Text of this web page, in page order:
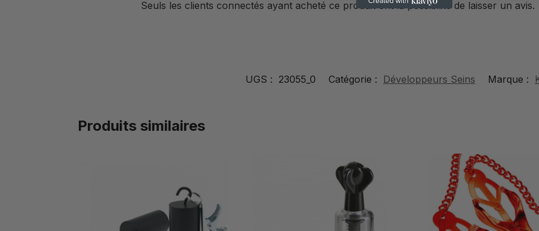
Seuls les clients connectés ayant acheté ce produit ont la possibilité de laisser un avis.
UGS : 23055_0 Catégorie : Développeurs Seins Marque :
Produits similaires